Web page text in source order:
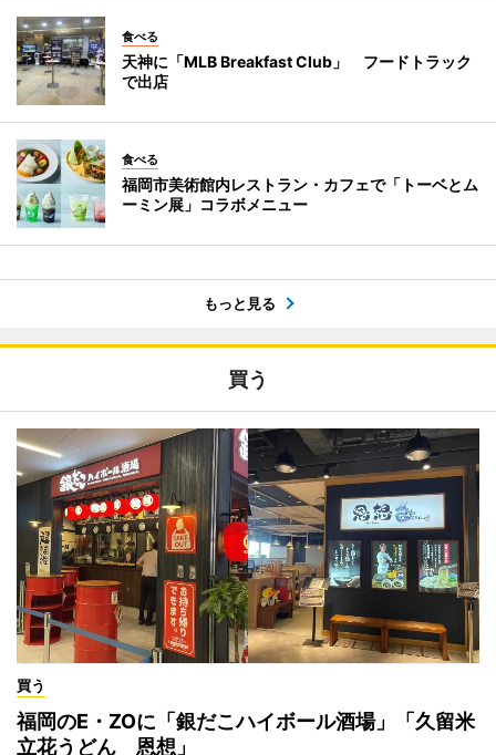
食べる
天神に「MLB Breakfast Club」 フードトラック
で出店
食べる
福岡市美術館内レストラン・カフェで「トーベとム
ーミン展」コラボメニュー
もっと見る
買う
買う
福岡のE・ZOに「銀だこハイボール酒場」「久留米
立花うどん 恩想」